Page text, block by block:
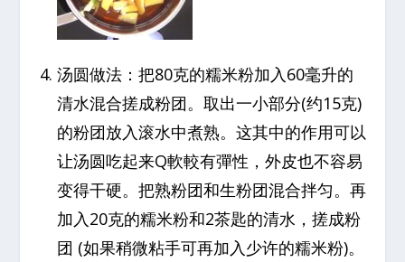
汤圆做法：把80克的糯米粉加入60毫升的
清水混合搓成粉团。取出一小部分(约15克)
的粉团放入滚水中煮熟。这其中的作用可以
让汤圆吃起来Q軟較有彈性，外皮也不容易
变得干硬。把熟粉团和生粉团混合拌匀。再
加入20克的糯米粉和2茶匙的清水，搓成粉
团 (如果稍微粘手可再加入少许的糯米粉)。